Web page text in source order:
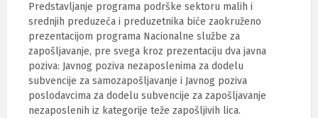
Predstavljanje programa podrške sektoru malih i
srednjih preduzeća i preduzetnika biće zaokruženo
prezentacijom programa Nacionalne službe za
zapošljavanje, pre svega kroz prezentaciju dva javna
poziva: Javnog poziva nezaposlenima za dodelu
subvencije za samozapošljavanje i Javnog poziva
poslodavcima za dodelu subvencije za zapošljavanje
nezaposlenih iz kategorije teže zapošljivih lica.